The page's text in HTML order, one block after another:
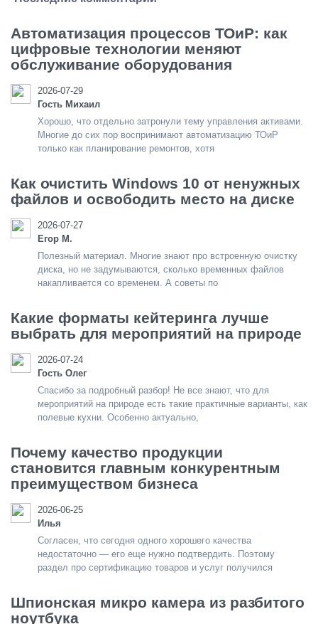
Автоматизация процессов ТОиР: как
цифровые технологии меняют
обслуживание оборудования
2026-07-29
Гость Михаил
Хорошо, что отдельно затронули тему управления активами.
Многие до сих пор воспринимают автоматизацию ТОиР
только как планирование ремонтов, хотя
Как очистить Windows 10 от ненужных
файлов и освободить место на диске
2026-07-27
Егор М.
Полезный материал. Многие знают про встроенную очистку
диска, но не задумываются, сколько временных файлов
накапливается со временем. А советы по
Какие форматы кейтеринга лучше
выбрать для мероприятий на природе
2026-07-24
Гость Олег
Спасибо за подробный разбор! Не все знают, что для
мероприятий на природе есть такие практичные варианты, как
полевые кухни. Особенно актуально,
Почему качество продукции
становится главным конкурентным
преимуществом бизнеса
2026-06-25
Илья
Согласен, что сегодня одного хорошего качества
недостаточно — его еще нужно подтвердить. Поэтому
раздел про сертификацию товаров и услуг получился
Шпионская микро камера из разбитого
ноутбука